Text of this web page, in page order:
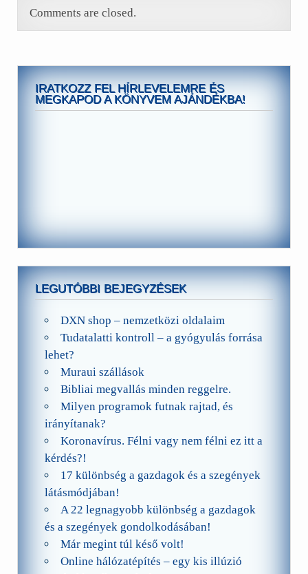
Comments are closed.
IRATKOZZ FEL HÍRLEVELEMRE ÉS
MEGKAPOD A KÖNYVEM AJÁNDÉKBA!
LEGUTÓBBI BEJEGYZÉSEK
DXN shop – nemzetközi oldalaim
Tudatalatti kontroll – a gyógyulás forrása
lehet?
Muraui szállások
Bibliai megvallás minden reggelre.
Milyen programok futnak rajtad, és
irányítanak?
Koronavírus. Félni vagy nem félni ez itt a
kérdés?!
17 különbség a gazdagok és a szegények
látásmódjában!
A 22 legnagyobb különbség a gazdagok
és a szegények gondolkodásában!
Már megint túl késő volt!
Online hálózatépítés – egy kis illúzió